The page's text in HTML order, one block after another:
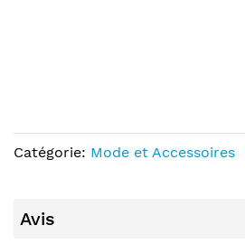
Catégorie: Mode et Accessoires
Avis